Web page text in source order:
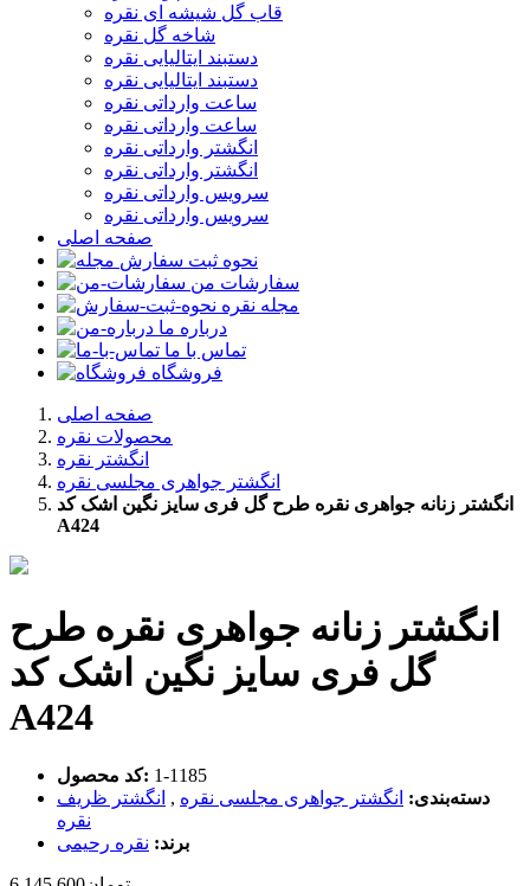
قاب گل شیشه ای نقره
شاخه گل نقره
دستبند ایتالیایی نقره
دستبند ایتالیایی نقره
ساعت وارداتی نقره
ساعت وارداتی نقره
انگشتر وارداتی نقره
انگشتر وارداتی نقره
سرویس وارداتی نقره
سرویس وارداتی نقره
صفحه اصلی
نحوه ثبت سفارش
سفارشات من
مجله نقره
درباره ما
تماس با ما
فروشگاه
صفحه اصلی
محصولات نقره
انگشتر نقره
انگشتر جواهری مجلسی نقره
انگشتر زنانه جواهری نقره طرح گل فری سایز نگین اشک کد
A424
انگشتر زنانه جواهری نقره طرح
گل فری سایز نگین اشک کد
A424
کد محصول: ‎1-1185
دسته‌بندی: انگشتر جواهری مجلسی نقره , انگشتر ظریف
نقره
برند: نقره رحیمی